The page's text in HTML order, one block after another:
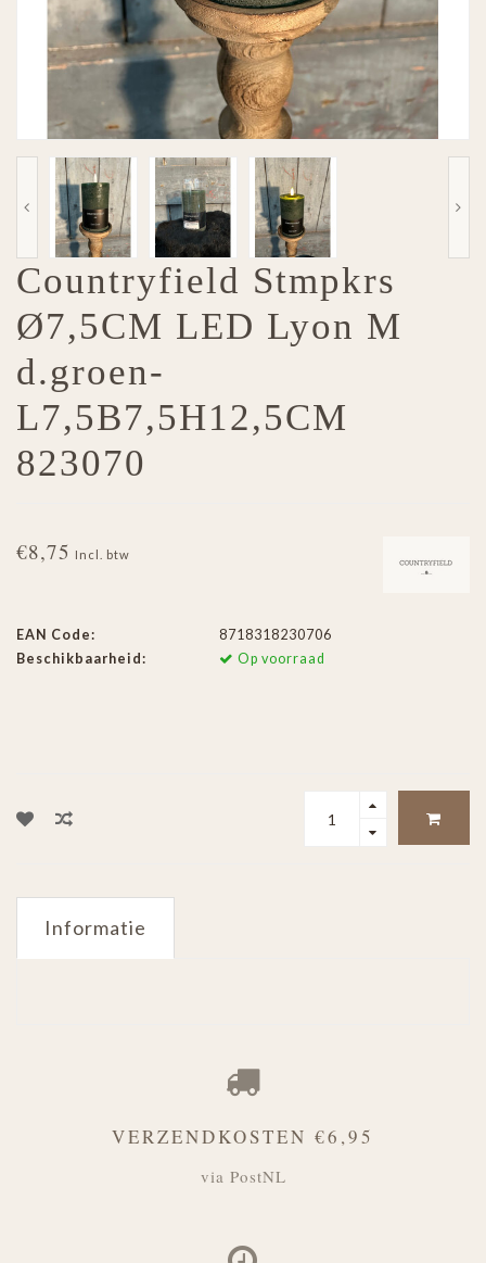
Countryfield Stmpkrs
Ø7,5CM LED Lyon M
d.groen-
L7,5B7,5H12,5CM
823070
€8,75 Incl. btw
EAN Code:
8718318230706
Beschikbaarheid:
Op voorraad
Informatie
VERZENDKOSTEN €6,95
via PostNL